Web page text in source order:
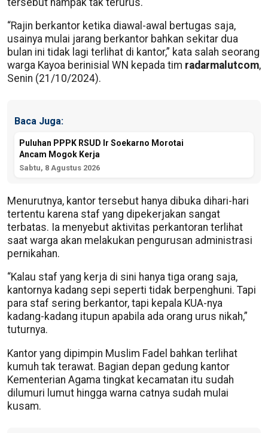
“Rajin berkantor ketika diawal-awal bertugas saja,
usainya mulai jarang berkantor bahkan sekitar dua
bulan ini tidak lagi terlihat di kantor,” kata salah seorang
warga Kayoa berinisial WN kepada tim radarmalutcom,
Senin (21/10/2024).
Baca Juga:
Puluhan PPPK RSUD Ir Soekarno Morotai
Ancam Mogok Kerja
Sabtu, 8 Agustus 2026
Menurutnya, kantor tersebut hanya dibuka dihari-hari
tertentu karena staf yang dipekerjakan sangat
terbatas. Ia menyebut aktivitas perkantoran terlihat
saat warga akan melakukan pengurusan administrasi
pernikahan.
“Kalau staf yang kerja di sini hanya tiga orang saja,
kantornya kadang sepi seperti tidak berpenghuni. Tapi
para staf sering berkantor, tapi kepala KUA-nya
kadang-kadang itupun apabila ada orang urus nikah,”
tuturnya.
Kantor yang dipimpin Muslim Fadel bahkan terlihat
kumuh tak terawat. Bagian depan gedung kantor
Kementerian Agama tingkat kecamatan itu sudah
dilumuri lumut hingga warna catnya sudah mulai
kusam.